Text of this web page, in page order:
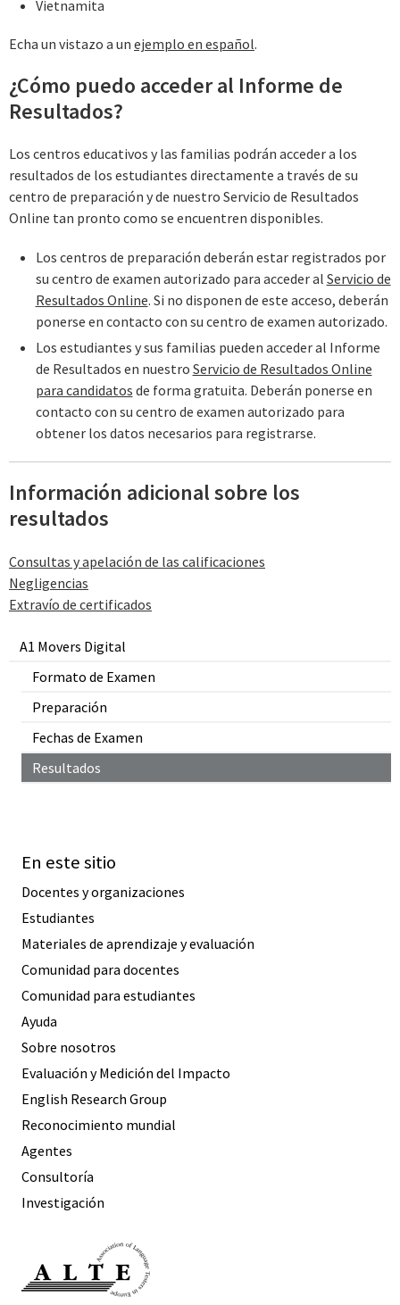
A1 Movers Digital
Formato de Examen
Preparación
Fechas de Examen
Resultados
Vietnamita
Echa un vistazo a un ejemplo en español.
¿Cómo puedo acceder al Informe de
Resultados?
Los centros educativos y las familias podrán acceder a los
resultados de los estudiantes directamente a través de su
centro de preparación y de nuestro Servicio de Resultados
Online tan pronto como se encuentren disponibles.
Los centros de preparación deberán estar registrados por
su centro de examen autorizado para acceder al ‌‌ Servicio de
Resultados Online‌‌. Si no disponen de este acceso, deberán
ponerse en contacto con su centro de examen autorizado.
Los estudiantes y sus familias pueden acceder al Informe
de Resultados en nuestro ‌‌ Servicio de Resultados Online
para candidatos ‌‌ de forma gratuita. Deberán ponerse en
contacto con su centro de examen autorizado para
obtener los datos necesarios para registrarse.
Información adicional sobre los
resultados
Consultas y apelación de las calificaciones
Negligencias
‌‌Extravío de certificados
En este sitio
Docentes y organizaciones
Estudiantes
Materiales de aprendizaje y evaluación
Comunidad para docentes
Comunidad para estudiantes
Ayuda
Sobre nosotros
Evaluación y Medición del Impacto
English Research Group
Reconocimiento mundial
Agentes
Consultoría
Investigación